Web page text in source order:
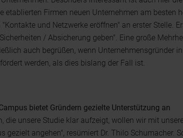
etablierten Firmen neuen Unternehmen am besten
und Netzwerke eröffnen" an erster Stelle.
/ Absicherung geben". Eine große
auch begrüßen, wenn Unternehmensgründer
werden, als dies bislang der Fall ist.
bietet Gründern gezielte Unterstützung an
die unsere Studie klar aufzeigt, wollen wir mit
gezielt angehen", resümiert Dr. Thilo Schumacher.